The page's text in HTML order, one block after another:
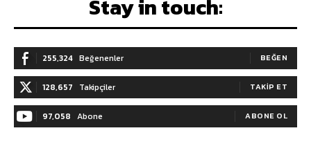
Stay in touch:
255,324 Beğenenler BEĞEN
128,657 Takipçiler TAKIP ET
97,058 Abone ABONE OL